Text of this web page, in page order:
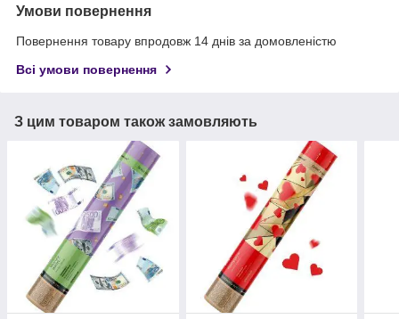
Умови повернення
Повернення товару впродовж 14 днів за домовленістю
Всі умови повернення
З цим товаром також замовляють